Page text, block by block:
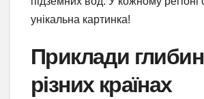
унікальна картинка!
Приклади
різних країнах